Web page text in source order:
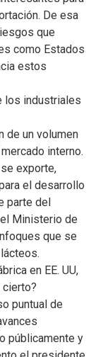
De esa
que
como Estados
estos
los industriales
de un volumen
interno.
exporte,
el desarrollo
parte del
Ministerio de
que se
en EE. UU,
cierto?
puntual de
públicamente y